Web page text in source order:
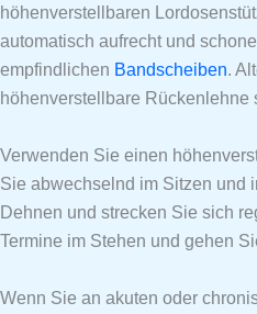
höhenverstellbaren
automatisch aufrecht und
empfindlichen Bandscheiben.
höhenverstellbare Rückenlehne
Verwenden Sie einen
Sie abwechselnd im Sitzen und
Dehnen und strecken Sie sich
Termine im Stehen und gehen
Wenn Sie an akuten oder